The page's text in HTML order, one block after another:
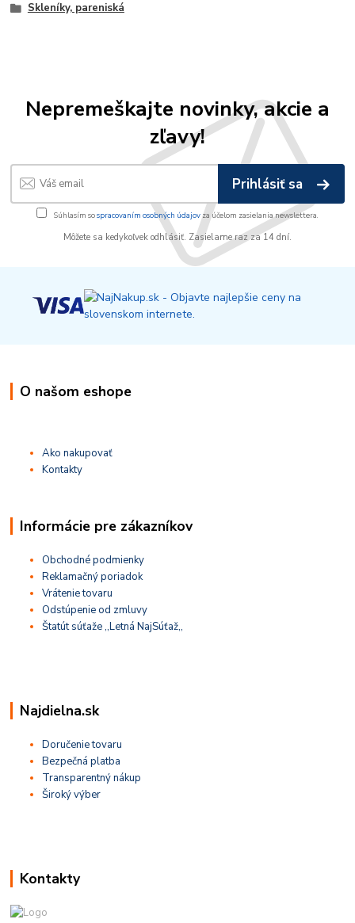
Skleníky, pareniská
Nepremeškajte novinky, akcie a
zľavy!
Prihlásiť sa
Súhlasím sospracovaním osobných údajov za účelom zasielania newslettera.
Môžete sa kedykoľvek odhlásiť. Zasielame raz za 14 dní.
O našom eshope
Ako nakupovať
Kontakty
Informácie pre zákazníkov
Obchodné podmienky
Reklamačný poriadok
Vrátenie tovaru
Odstúpenie od zmluvy
Štatút súťaže ,,Letná NajSúťaž,,
Najdielna.sk
Doručenie tovaru
Bezpečná platba
Transparentný nákup
Široký výber
Kontakty